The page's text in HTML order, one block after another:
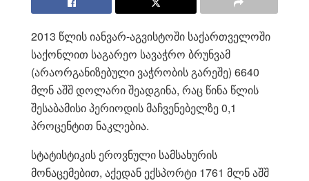
2013 წლის იანვარ-აგვისტოში საქართველოში
საქონლით საგარეო სავაჭრო ბრუნვამ
(არაორგანიზებული ვაჭრობის გარეშე) 6640
მლნ აშშ დოლარი შეადგინა, რაც წინა წლის
შესაბამისი პერიოდის მაჩვენებელზე 0,1
პროცენტით ნაკლებია.
სტატისტიკის ეროვნული სამსახურის
მონაცემებით, აქედან ექსპორტი 1761 მლნ აშშ